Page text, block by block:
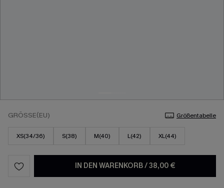
GRÖSSE(EU) Größentabelle
XS(34/36) S(38) M(40) L(42) XL(44)
IN DEN WARENKORB/38,00 €